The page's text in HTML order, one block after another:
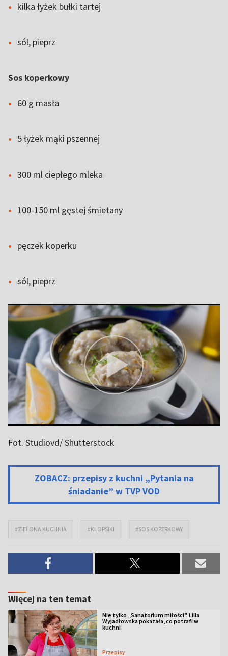
kilka łyżek bułki tartej
sól, pieprz
Sos koperkowy
60 g masła
5 łyżek mąki pszennej
300 ml ciepłego mleka
100-150 ml gęstej śmietany
pęczek koperku
sól, pieprz
Fot. Studiovd/ Shutterstock
ZOBACZ: przepisy z kuchni „Pytania na
śniadanie” w TVP VOD
#ZIELONA KUCHNIA #KLOPSIKI #SOS KOPERKOWY
Więcej na ten temat
Nie tylko „Sanatorium miłości”. Lilla
Wyjadłowska pokazała, co potrafi w
kuchni
Przepisy